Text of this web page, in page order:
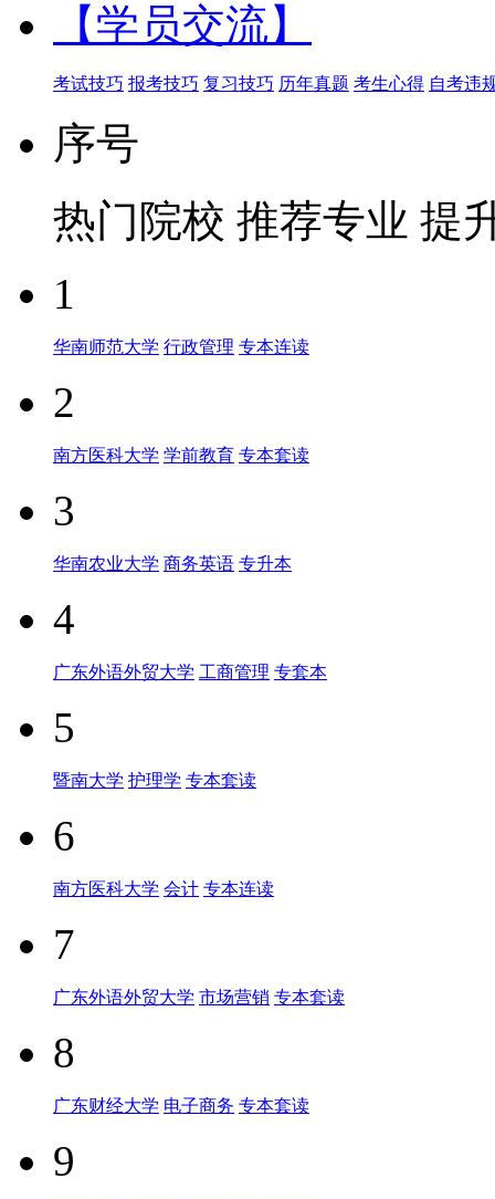
【学员交流】
考试技巧 报考技巧 复习技巧 历年真题 考生心得 自考违
序号
热门院校 推荐专业 提
1
华南师范大学 行政管理 专本连读
2
南方医科大学 学前教育 专本套读
3
华南农业大学 商务英语 专升本
4
广东外语外贸大学 工商管理 专套本
5
暨南大学 护理学 专本套读
6
南方医科大学 会计 专本连读
7
广东外语外贸大学 市场营销 专本套读
8
广东财经大学 电子商务 专本套读
9